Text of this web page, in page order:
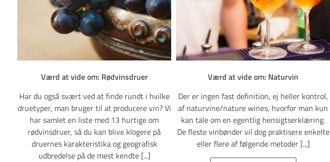
Værd at vide om: Rødvinsdruer
Har du også svært ved at finde rundt i hvilke
druetyper, man bruger til at producere vin? Vi
har samlet en liste med 13 hurtige om
rødvinsdruer, så du kan blive klogere på
druernes karakteristika og geografisk
udbredelse på de mest kendte [...]
Værd at vide om: Naturvin
Der er ingen fast definition, ej heller kontrol,
af naturvine/nature wines, hvorfor man kun
kan tale om en egentlig hensigtserklæring.
De fleste vinbønder vil dog praktisere enkelte
eller flere af følgende metoder [...]